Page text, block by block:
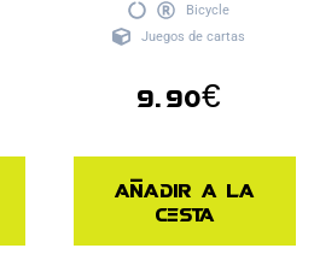
Bicycle
Juegos de cartas
9.90€
Añadir a la
cesta